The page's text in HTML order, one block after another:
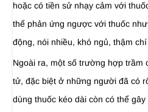
hoặc có tiền sử nhạy cảm với
thể phản ứng ngược với thuốc
động, nói nhiều, khó ngủ, thậm
Ngoài ra, một số trường hợp trầm
tử, đặc biệt ở những người đã có
dùng thuốc kéo dài còn có thể